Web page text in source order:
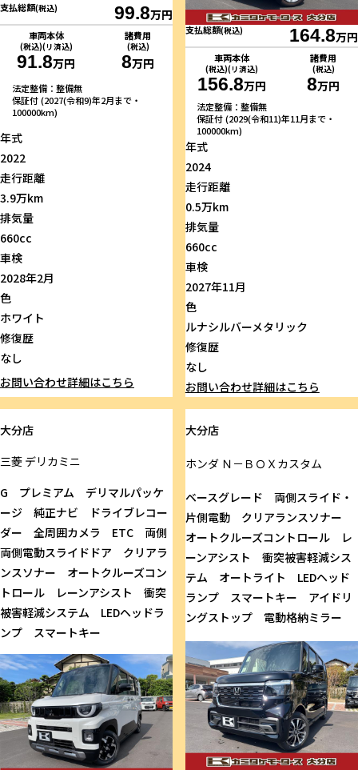
支払総額(税込) 99.8万円
車両本体
(税込)(リ済込)
91.8万円
諸費用
(税込)
8万円
法定整備：整備無
保証付 (2027(令和9)年2月まで・
100000km)
年式
2022
走行距離
3.9万km
排気量
660cc
車検
2028年2月
色
ホワイト
修復歴
なし
お問い合わせ詳細はこちら
支払総額(税込) 164.8万円
車両本体
(税込)(リ済込)
156.8万円
諸費用
(税込)
8万円
法定整備：整備無
保証付 (2029(令和11)年11月まで・
100000km)
年式
2024
走行距離
0.5万km
排気量
660cc
車検
2027年11月
色
ルナシルバーメタリック
修復歴
なし
お問い合わせ詳細はこちら
大分店
三菱 デリカミニ
G プレミアム デリマルパッケ
ージ 純正ナビ ドライブレコー
ダー 全周囲カメラ ETC 両側
両側電動スライドドア クリアラ
ンスソナー オートクルーズコン
トロール レーンアシスト 衝突
被害軽減システム LEDヘッドラ
ンプ スマートキー
大分店
ホンダＮ－ＢＯＸカスタム
ベースグレード 両側スライド・
片側電動 クリアランスソナー
オートクルーズコントロール レ
ーンアシスト 衝突被害軽減シス
テム オートライト LEDヘッド
ランプ スマートキー アイドリ
ングストップ 電動格納ミラー